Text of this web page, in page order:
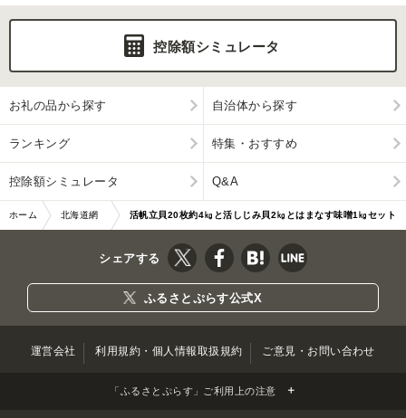
控除額シミュレータ
お礼の品から探す 自治体から探す
ランキング 特集・おすすめ
控除額シミュレータ Q&A
ホーム 北海道網 活帆立貝20枚約4㎏と活しじみ貝2㎏とはまなす味噌1㎏セット
ABAO131
シェアする
ふるさとぷらす公式X
運営会社 利用規約・個人情報取扱規約 ご意見・お問い合わせ
「ふるさとぷらす」ご利用上の注意